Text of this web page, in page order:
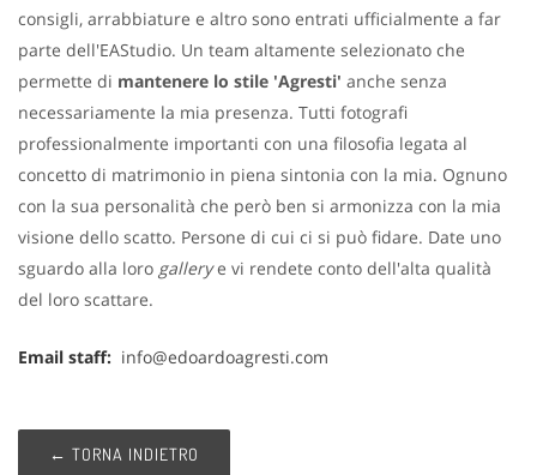
consigli, arrabbiature e altro sono entrati ufficialmente a far
parte dell'EAStudio. Un team altamente selezionato che
permette di mantenere lo stile 'Agresti' anche senza
necessariamente la mia presenza. Tutti fotografi
professionalmente importanti con una filosofia legata al
concetto di matrimonio in piena sintonia con la mia. Ognuno
con la sua personalità che però ben si armonizza con la mia
visione dello scatto. Persone di cui ci si può fidare. Date uno
sguardo alla loro gallerye vi rendete conto dell'alta qualità
del loro scattare.
Email staff: info@edoardoagresti.com
← TORNA INDIETRO